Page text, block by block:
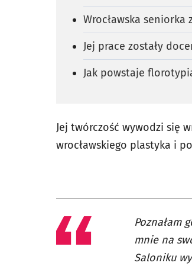
Wrocławska seniorka
Jej prace zostały
Jak powstaje
Jej twórczość wywodzi się
wrocławskiego plastyka i
Poznałam
mnie na
Saloniku